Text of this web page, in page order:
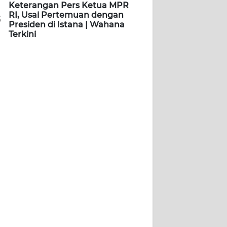
Keterangan Pers Ketua MPR
RI, Usai Pertemuan dengan
Presiden di Istana | Wahana
Terkini